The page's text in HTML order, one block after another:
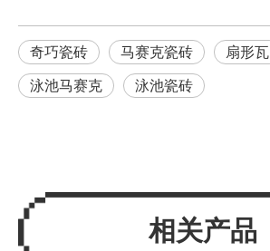
奇巧瓷砖 马赛克瓷砖
扇形瓦
泳池马赛克
泳池瓷砖
相关产品